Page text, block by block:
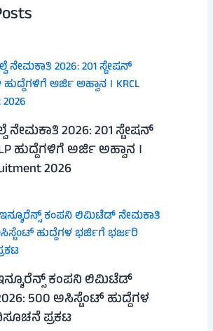
ನೇಮಕಾತಿ 2026: 201 ಸ್ಟೇಷನ್
ಹುದ್ದೆಗಳಿಗೆ ಅರ್ಜಿ ಅಹ್ವಾನ ।
2026
ಕಂಪನಿ ಲಿಮಿಟೆಡ್
500 ಅಸಿಸ್ಟೆಂಟ್ ಹುದ್ದೆಗಳ
ಪ್ರಕಟ